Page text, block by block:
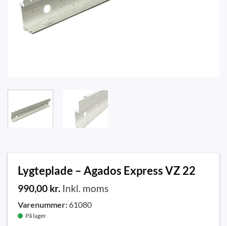
Lygteplade – Agados Express VZ 22
990,00 kr. Inkl. moms
Varenummer: 61080
På lager